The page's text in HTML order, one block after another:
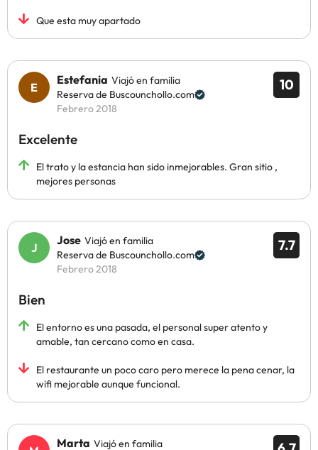
Que esta muy apartado
10
Estefania Viajó en familia
Reserva de Buscounchollo.com
Febrero 2018
Excelente
El trato y la estancia han sido inmejorables. Gran sitio ,
mejores personas
7.7
Jose Viajó en familia
Reserva de Buscounchollo.com
Febrero 2018
Bien
El entorno es una pasada, el personal super atento y
amable, tan cercano como en casa.
El restaurante un poco caro pero merece la pena cenar, la
wifi mejorable aunque funcional.
Marta Viajó en familia